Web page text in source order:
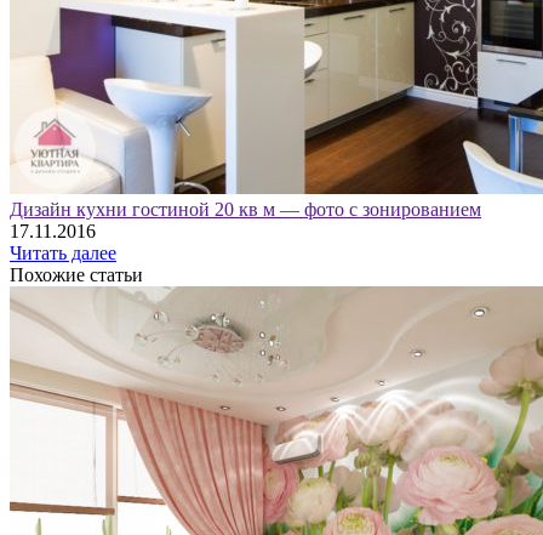
Дизайн кухни гостиной 20 кв м — фото с зонированием
17.11.2016
Читать далее
Похожие статьи